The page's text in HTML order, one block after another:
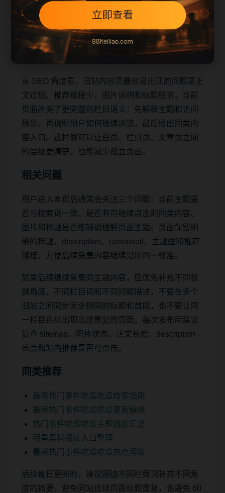
本页不是单独堆叠关键词，而是把主题摘要、阅读
顺序、相关问题和继续浏览入口放在同一页面，帮
助移动端用户减少反复搜索，也让栏目页、内容页
和 sitemap 之间形成稳定的抓取路径。
从 SEO 角度看，旧站内容页最容易出现的问题是正
文过短、推荐链接少、图片说明和标题脱节。当前
页面补充了更完整的栏目语义：先解释主题和访问
场景，再说明用户如何继续浏览，最后给出同类内
容入口。这样做可以让首页、栏目页、文章页之间
的层级更清楚，也能减少孤立页面。
相关问题
用户进入本页后通常会关注三个问题：当前主题是
否与搜索词一致、是否有可继续点击的同类内容、
图片和标题是否能辅助理解页面主题。页面保留明
确的标题、description、canonical、主题图和推荐
链接，方便后续采集内容继续沿用同一标准。
如果后续继续采集同主题内容，应优先补充不同标
题角度、不同栏目词和不同问题描述。不要在多个
旧站之间同步完全相同的标题和首段，也不要让同
一栏目连续出现高度重复的页面。每次发布后建议
复查 sitemap、图片状态、正文长度、description
长度和站内推荐是否可点击。
同类推荐
最新热门事件吃瓜吃瓜检索指南
最新热门事件吃瓜吃瓜更新脉络
热门事件吃瓜吃瓜主题线索汇总
明星黑料阅读入口整理
最新热门事件吃瓜吃瓜热点问答
后续每日更新时，建议围绕不同栏目词补充不同角
度的摘要，避免同站连续页面标题重复，也避免 60